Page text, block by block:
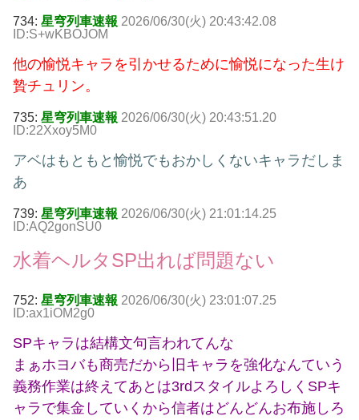
734: 星穹列車速報 2026/06/30(火) 20:43:42.08
ID:S+wKBOJOM
他の愉悦キャラを引かせるために愉悦になった生け
贄チュリン。
735: 星穹列車速報 2026/06/30(火) 20:43:51.20
ID:22Xxoy5M0
アベはもともと愉悦でもおかしくないキャラだしま
あ
739: 星穹列車速報 2026/06/30(火) 21:01:14.25
ID:AQ2gonSU0
水着ヘルタSP出れば問題ない
752: 星穹列車速報 2026/06/30(火) 23:01:07.25
ID:ax1iOM2g0
SPキャラは結構文句言われてんな
まぁホヨバも商売だから旧キャラを強化なんていう
義務作業は終えてあとは3rdスタイルよろしくSPキ
ャラで集金していくから信者はどんどんお布施しろ